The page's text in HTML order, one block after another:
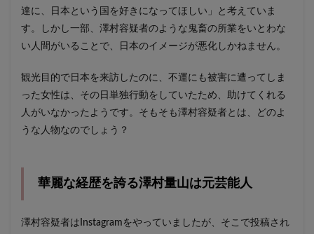
達に、日本という国を好きになってほしい」と考えていま
す。しかし一部、澤村容疑者のような鬼畜の所業をいとわな
い人間がいることで、日本のイメージが悪化しかねません。
観光目的で日本を来訪したのに、不運にも被害に遭ってしま
った女性は、その日単独行動をしていたため、助けてくれる
人がいなかったようです。そもそも澤村容疑者とは、どのよ
うな人物なのでしょう？
華麗な経歴を誇る澤村量山は元芸能人
澤村容疑者はInstagramをやっていましたが、そこで投稿され